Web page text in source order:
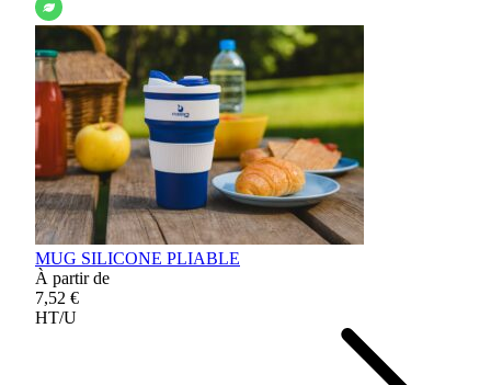
MUG SILICONE PLIABLE
À partir de
7,52 €
HT/U